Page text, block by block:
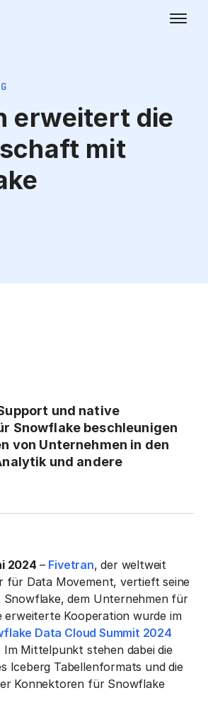
erweitert die
mit
und native
Snowflake beschleunigen
von Unternehmen in den
und andere
2024 – Fivetran, der weltweit
für Data Movement, vertieft seine
dem Unternehmen für
erweiterte Kooperation wurde im
Data Cloud Summit 2024
Im Mittelpunkt stehen dabei die
Iceberg Tabellenformats und die
Konnektoren für Snowflake